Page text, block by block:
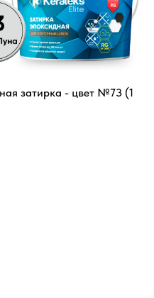
затирка - цвет №73 (1